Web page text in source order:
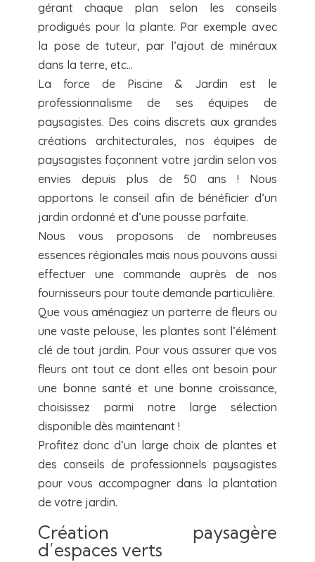
gérant chaque plan selon les conseils
prodigués pour la plante. Par exemple avec
la pose de tuteur, par l’ajout de minéraux
dans la terre, etc…
La force de Piscine & Jardin est le
professionnalisme de ses équipes de
paysagistes. Des coins discrets aux grandes
créations architecturales, nos équipes de
paysagistes façonnent votre jardin selon vos
envies depuis plus de 50 ans ! Nous
apportons le conseil afin de bénéficier d’un
jardin ordonné et d’une pousse parfaite.
Nous vous proposons de nombreuses
essences régionales mais nous pouvons aussi
effectuer une commande auprès de nos
fournisseurs pour toute demande particulière.
Que vous aménagiez un parterre de fleurs ou
une vaste pelouse, les plantes sont l’élément
clé de tout jardin. Pour vous assurer que vos
fleurs ont tout ce dont elles ont besoin pour
une bonne santé et une bonne croissance,
choisissez parmi notre large sélection
disponible dès maintenant !
Profitez donc d’un large choix de plantes et
des conseils de professionnels paysagistes
pour vous accompagner dans la plantation
de votre jardin.
Création paysagère
d’espaces verts